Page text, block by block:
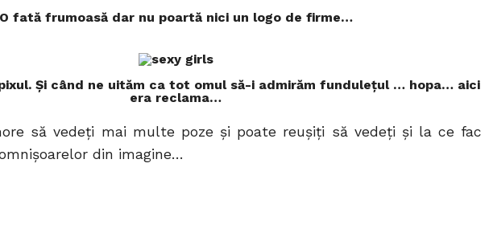
O fată frumoasă dar nu poartă nici un logo de firme…
Şi când ne uităm ca tot omul să-i admirăm funduleţul … hopa… aici
era reclama…
să vedeţi mai multe poze şi poate reuşiţi să vedeţi şi la ce fac
din imagine…